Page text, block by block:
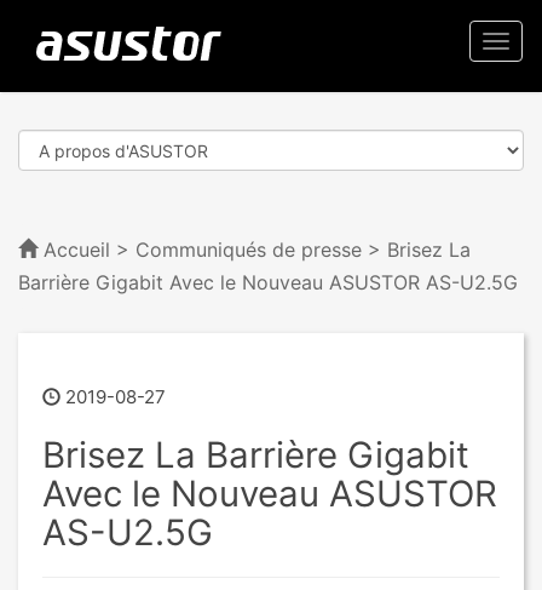
Accueil > Communiqués de presse > Brisez La
Barrière Gigabit Avec le Nouveau ASUSTOR AS-U2.5G
2019-08-27
Brisez La Barrière Gigabit
Avec le Nouveau ASUSTOR
AS-U2.5G